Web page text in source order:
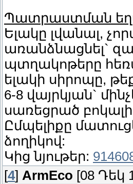
Պատրաստման
Ելակը լվանալ,
առանձնացնել`
պտղակոթերը
ելակի սիրոպը,
6-8 վայրկյան`
սառեցրած բոկալի
Ըմպելիքը
ձողիկով:
Կից նյութեր:
[4] ArmEco [08 Դեկ